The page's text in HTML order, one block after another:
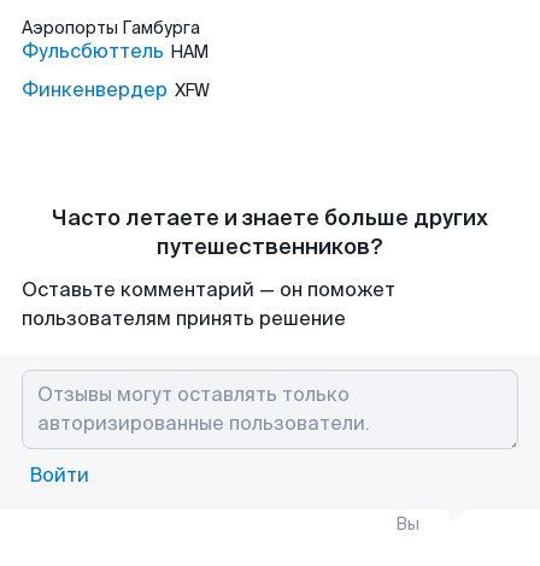
Аэропорты Гамбурга
Фульсбюттель HAM
Финкенвердер XFW
Часто летаете и знаете больше других
путешественников?
Оставьте комментарий — он поможет
пользователям принять решение
Войти
Вы